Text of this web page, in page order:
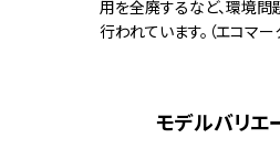
過充電防
パワーセー
日中欧米電
受信局自動
用を全廃するなど、環境
行われています。（エコマ
モデルバリエ